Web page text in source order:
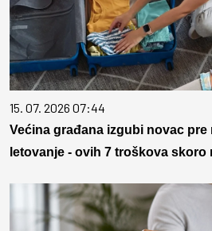
15. 07. 2026 07:44
Većina građana izgubi novac
letovanje - ovih 7 troškova skoro